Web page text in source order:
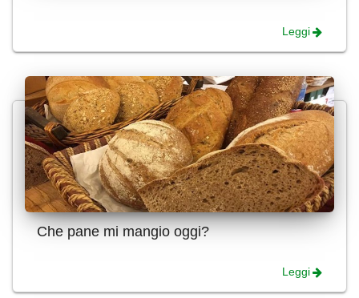
Leggi
Che pane mi mangio oggi?
Leggi